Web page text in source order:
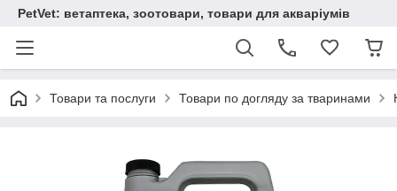
PetVet: ветаптека, зоотовари, товари для акваріумів
Товари та послуги Товари по догляду за тваринами